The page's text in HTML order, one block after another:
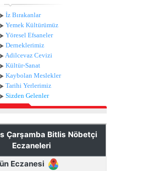
İz Bırakanlar
Yemek Kültürümüz
Yöresel Efsaneler
Derneklerimiz
Adilcevaz Cevizi
Kültür-Sanat
Kaybolan Meslekler
Tarihi Yerlerimiz
Sizden Gelenler